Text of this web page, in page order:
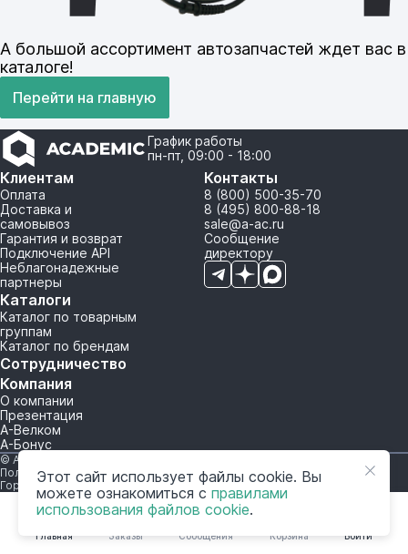
Главная Войти
Заказы Сообщения Корзина
А большой ассортимент автозапчастей ждет вас в
каталоге!
Перейти на главную
График работы
пн-пт, 09:00 - 18:00
Клиентам
Оплата
Доставка и
самовывоз
Гарантия и возврат
Подключение API
Неблагонадежные
партнеры
Каталоги
Каталог по товарным
группам
Каталог по брендам
Сотрудничество
Компания
О компании
Презентация
А-Велком
А-Бонус
Контакты
8 (800) 500-35-70
8 (495) 800-88-18
sale@a-ac.ru
Сообщение
директору
© A-AC.RU 2015-2026. Все права защищены.
Политика обработки персональных данных
Горячая линия корпоративного регулирования и контроля
Этот сайт использует файлы cookie. Вы
можете ознакомиться с правилами
использования файлов cookie.